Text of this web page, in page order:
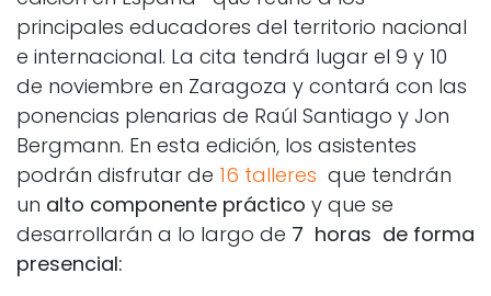
principales educadores del territorio nacional
e internacional. La cita tendrá lugar el 9 y 10
de noviembre en Zaragoza y contará con las
ponencias plenarias de Raúl Santiago y Jon
Bergmann. En esta edición, los asistentes
podrán disfrutar de 16 talleres que tendrán
un alto componente práctico y que se
desarrollarán a lo largo de 7 horas de forma
presencial: